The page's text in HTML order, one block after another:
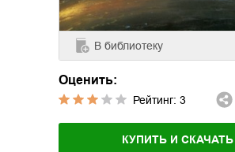
В библиотеку
Оценить:
Рейтинг: 3
КУПИТЬ И СКАЧАТЬ